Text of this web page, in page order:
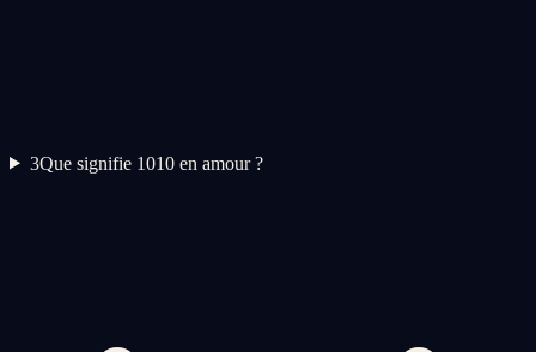
3Que signifie 1010 en amour ?